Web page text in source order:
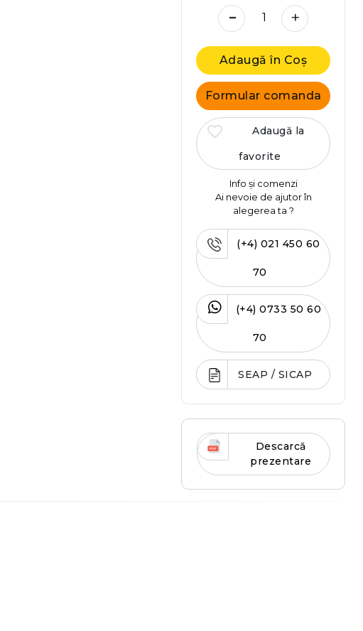
- +
Adaugă în Coș
Formular comanda
Adaugă la
favorite
Info și comenzi
Ai nevoie de ajutor în
alegerea ta ?
(+4) 021 450 60
70
(+4) 0733 50 60
70
SEAP / SICAP
Descarcă
prezentare